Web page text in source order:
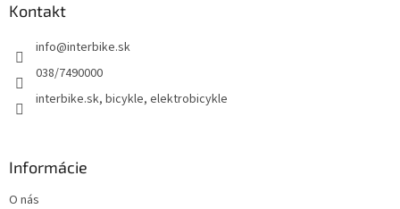
Kontakt
info@interbike.sk
038/7490000
interbike.sk, bicykle, elektrobicykle
Informácie
O nás